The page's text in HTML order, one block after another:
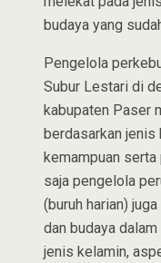
budaya yang
Pengelola
Subur Lestari di
kabupaten Paser
berdasarkan jenis
kemampuan
saja pengelola
(buruh harian)
dan budaya
jenis kelamin,